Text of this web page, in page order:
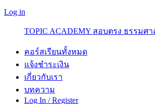
Log in
TOPIC ACADEMY สอบตรง ธรรมศ
คอร์สเรียนทั้งหมด
แจ้งชำระเงิน
เกี่ยวกับเรา
บทความ
Log In / Register